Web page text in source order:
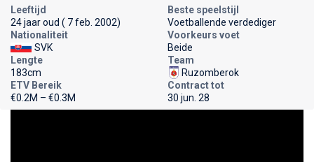
Leeftijd
24 jaar oud ( 7 feb. 2002)
Beste speelstijl
Voetballende verdediger
Nationaliteit
SVK
Voorkeurs voet
Beide
Lengte
183cm
Team
Ruzomberok
ETV Bereik
€0.2M – €0.3M
Contract tot
30 jun. 28